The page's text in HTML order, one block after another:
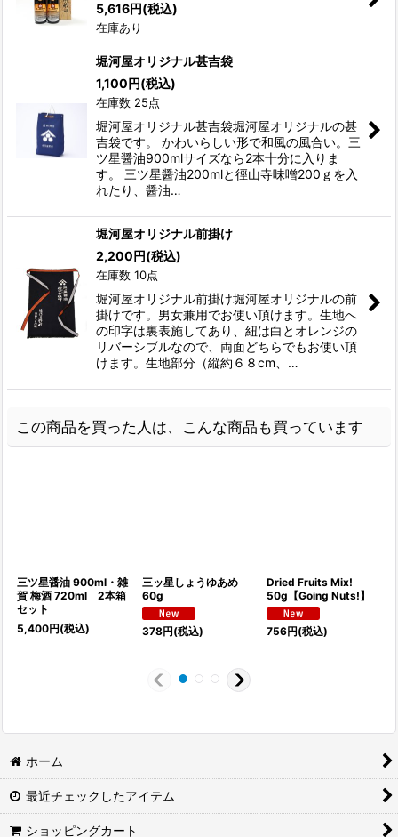
5,616円(税込)
在庫あり
堀河屋オリジナル甚吉袋
1,100 円(税込)
在庫数 25点
堀河屋オリジナル甚吉袋堀河屋オリジナルの甚
吉袋です。 かわいらしい形で和風の風合い。三
ツ星醤油900mlサイズなら2本十分に入りま
す。 三ツ星醤油200mlと徑山寺味噌200ｇを入
れたり、醤油…
堀河屋オリジナル前掛け
2,200 円(税込)
在庫数 10点
堀河屋オリジナル前掛け堀河屋オリジナルの前
掛けです。男女兼用でお使い頂けます。生地へ
の印字は裏表施してあり、紐は白とオレンジの
リバーシブルなので、両面どちらでもお使い頂
けます。生地部分（縦約６８cm、…
この商品を買った人は、こんな商品も買っています
三ツ星醤油 900ml・雑
賀 梅酒 720ml 2本箱
セット
5,400円(税込)
三ッ星しょうゆあめ
60g
378円(税込)
Dried Fruits Mix!
50g【Going Nuts!】
756円(税込)
ホーム
最近チェックしたアイテム
ショッピングカート